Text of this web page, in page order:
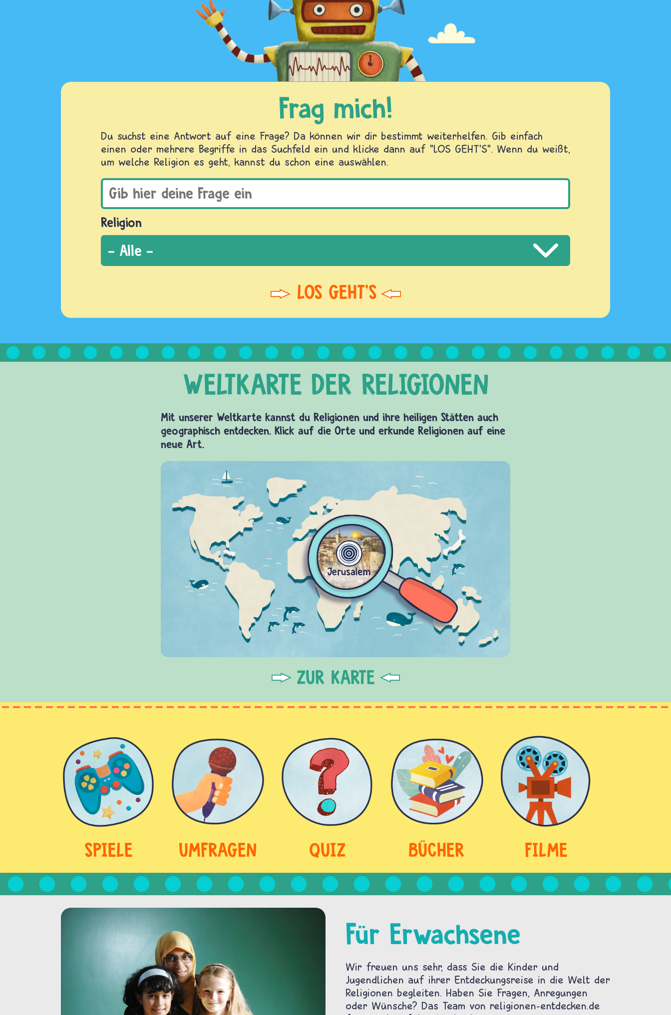
Frag mich!
Du suchst eine Antwort auf eine Frage? Da können wir dir bestimmt weiterhelfen. Gib einfach
einen oder mehrere Begriffe in das Suchfeld ein und klicke dann auf "LOS GEHT'S". Wenn du weißt,
um welche Religion es geht, kannst du schon eine auswählen.
Religion
Mit unserer Weltkarte kannst du Religionen und ihre heiligen Stätten auch
geographisch entdecken. Klick auf die Orte und erkunde Religionen auf eine
neue Art.
ZUR KARTE
SPIELE UMFRAGEN QUIZ BÜCHER FILME
Für Erwachsene
Wir freuen uns sehr, dass Sie die Kinder und
Jugendlichen auf ihrer Entdeckungsreise in die Welt der
Religionen begleiten. Haben Sie Fragen, Anregungen
oder Wünsche? Das Team von religionen-entdecken.de